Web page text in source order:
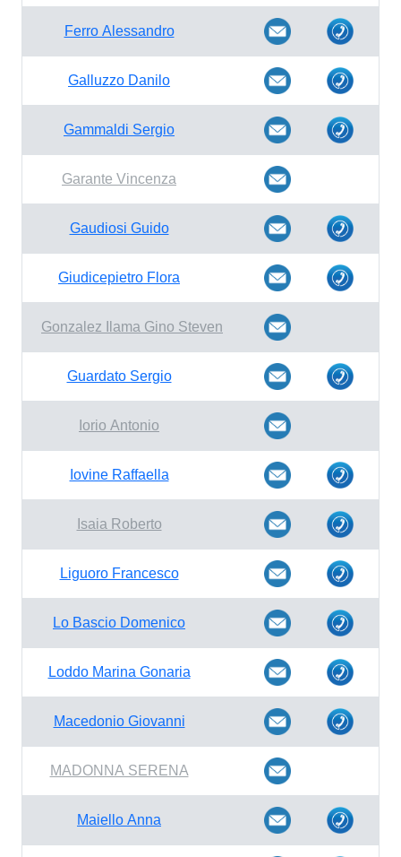
Ferro Alessandro
Galluzzo Danilo
Gammaldi Sergio
Garante Vincenza
Gaudiosi Guido
Giudicepietro Flora
Gonzalez Ilama Gino Steven
Guardato Sergio
Iorio Antonio
Iovine Raffaella
Isaia Roberto
Liguoro Francesco
Lo Bascio Domenico
Loddo Marina Gonaria
Macedonio Giovanni
MADONNA SERENA
Maiello Anna